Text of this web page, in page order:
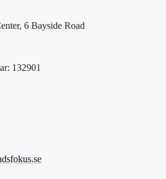
6 Bayside Road
132901